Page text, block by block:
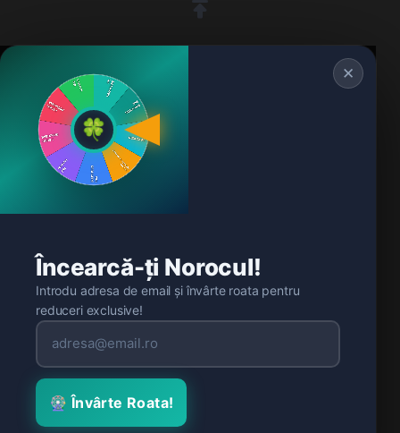
✕
🍀
Încearcă-ți Norocul!
Introdu adresa de email și învârte roata pentru
reduceri exclusive!
🎡 Învârte Roata!